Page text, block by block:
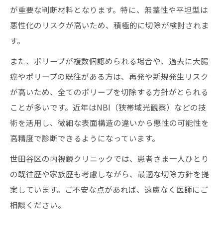
が重要な判断材料となります。特に、無茎性や平坦型は
悪性化のリスクが高いため、積極的に切除が検討されま
す。
また、ポリープが複数個認められる場合や、過去に大腸
癌やポリープの既往がある方は、再発や新規発生リスク
が高いため、全てのポリープを切除する方針がとられる
ことが多いです。近年はNBI（狭帯域光観察）などの技
術を活用し、微細な表面構造の違いから悪性の可能性を
高精度で診断できるようになっています。
世田谷区の内視鏡クリニックでは、患者さま一人ひとり
の既往歴や家族歴も考慮しながら、最適な切除方針を提
案しています。ご不安な点があれば、遠慮なく医師にご
相談ください。